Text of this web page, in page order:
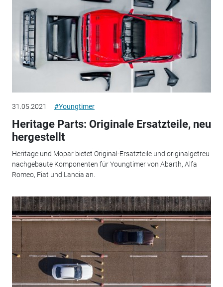
31.05.2021 #Youngtimer
Heritage Parts: Originale Ersatzteile, neu
hergestellt
Heritage und Mopar bietet Original-Ersatzteile und originalgetreu
nachgebaute Komponenten für Youngtimer von Abarth, Alfa
Romeo, Fiat und Lancia an.